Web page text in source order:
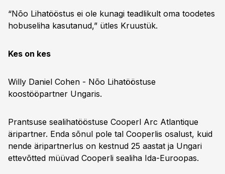
“Nõo Lihatööstus ei ole kunagi teadlikult oma toodetes
hobuseliha kasutanud,” ütles Kruustük.
Kes on kes
Willy Daniel Cohen - Nõo Lihatööstuse
koostööpartner Ungaris.
Prantsuse sealihatööstuse Cooperl Arc Atlantique
äripartner. Enda sõnul pole tal Cooperlis osalust, kuid
nende äripartnerlus on kestnud 25 aastat ja Ungari
ettevõtted müüvad Cooperli sealiha Ida-Euroopas.